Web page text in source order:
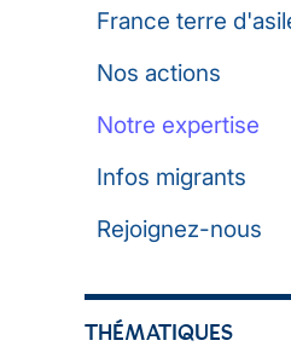
France terre
Nos actions
Notre expertise
Infos migrants
Rejoignez-nous
THÉMATIQUES